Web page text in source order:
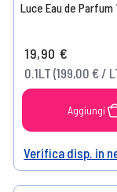
Luce Eau de Parfum
19,90 €
0.1LT (199,00 € /
Aggiungi
Help
Verifica disp. in